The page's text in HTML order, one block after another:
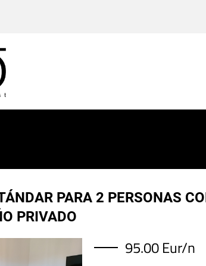
PARA 2 PERSONAS
PRIVADO
95.00 Eur/n